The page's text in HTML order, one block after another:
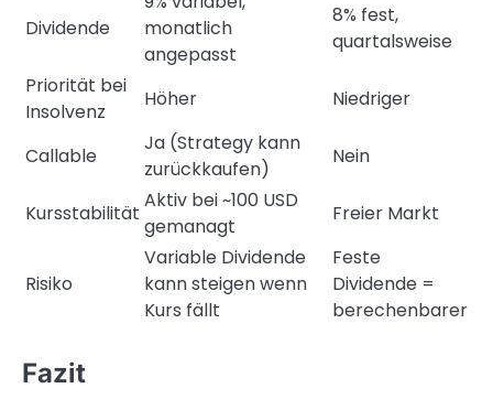
Dividende
monatlich
angepasst
8% fest,
quartalsweise
Priorität bei
Insolvenz
Höher Niedriger
Callable
Ja (Strategy kann
zurückkaufen)
Nein
Kursstabilität
Aktiv bei ~100 USD
gemanagt
Freier Markt
Risiko
Variable Dividende
kann steigen wenn
Kurs fällt
Feste
Dividende =
berechenbarer
Fazit